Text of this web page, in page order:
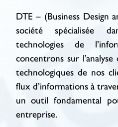
DTE – (Business Design
société spécialisée
technologies de
concentrons sur
technologiques de nos
flux d’informations à
un outil fondamental
entreprise.